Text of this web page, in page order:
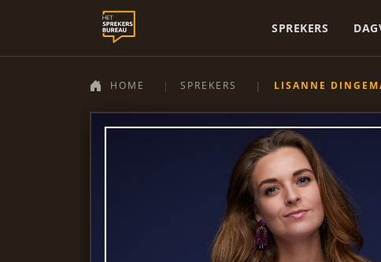
SPREKERS
HOME SPREKERS LISANNE